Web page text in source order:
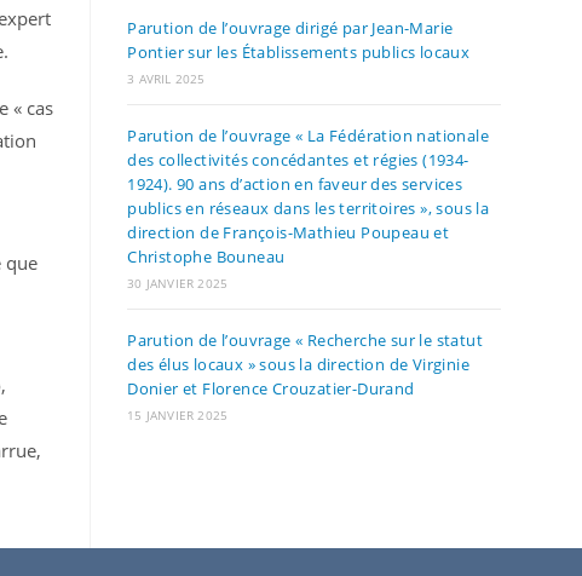
« cas
que
Parution de l’ouvrage dirigé par Jean-Marie
Pontier sur les Établissements publics locaux
3 AVRIL 2025
Parution de l’ouvrage « La Fédération nationale
des collectivités concédantes et régies (1934-
1924). 90 ans d’action en faveur des services
publics en réseaux dans les territoires », sous la
direction de François-Mathieu Poupeau et
Christophe Bouneau
30 JANVIER 2025
Parution de l’ouvrage « Recherche sur le statut
des élus locaux » sous la direction de Virginie
Donier et Florence Crouzatier-Durand
15 JANVIER 2025